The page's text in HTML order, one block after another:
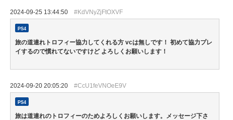
2024-09-25 13:44:50 #KdVNyZjFtOXVF
PS4
旅の道連れトロフィー協力してくれる方 vcは無しです！ 初めて協力プレ
イするので慣れてないですけど よろしくお願いします！
2024-09-20 20:05:20 #CcU1feVNOeE9V
PS4
旅は道連れのトロフィーのためよろしくお願いします。メッセージ下さ